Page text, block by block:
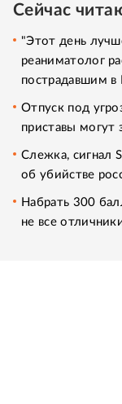
Сейчас
"Этот день
реаниматолог
пострадавшим в
Отпуск под
приставы могут
Слежка, сигнал
об убийстве
Набрать 300
не все